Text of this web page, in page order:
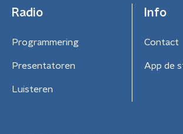
Radio
Programmering
Presentatoren
Luisteren
Info
Contact
App de